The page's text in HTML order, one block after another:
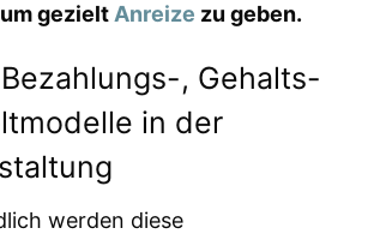
gezielt Anreize zu geben.
, Gehalts-
in der
werden diese